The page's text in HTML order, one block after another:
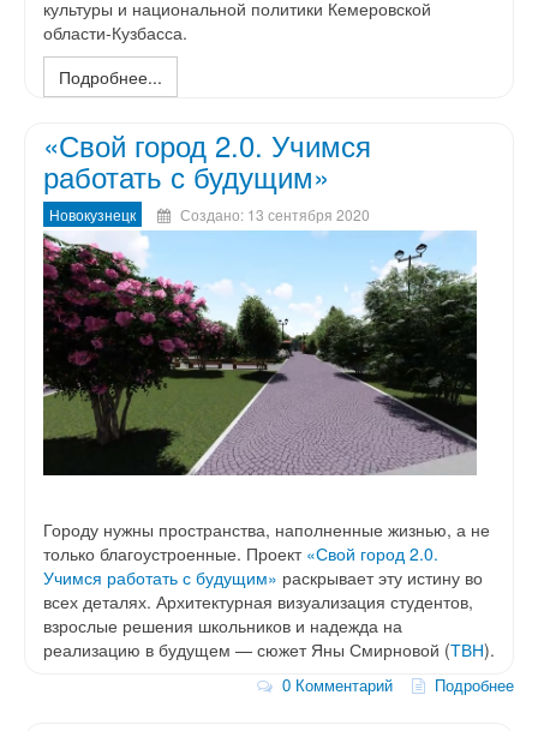
культуры и национальной политики Кемеровской
области-Кузбасса.
Подробнее...
«Свой город 2.0. Учимся
работать с будущим»
Новокузнецк Создано: 13 сентября 2020
Городу нужны пространства, наполненные жизнью, а не
только благоустроенные. Проект «Свой город 2.0.
Учимся работать с будущим» раскрывает эту истину во
всех деталях. Архитектурная визуализация студентов,
взрослые решения школьников и надежда на
реализацию в будущем — сюжет Яны Смирновой (ТВН).
0 Комментарий Подробнее